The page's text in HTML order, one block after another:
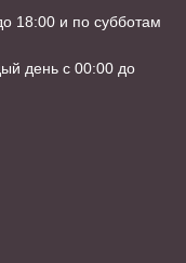
18:00 и по субботам
день с 00:00 до